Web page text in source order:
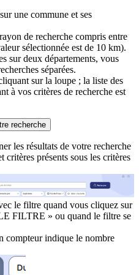
une commune et ses
de recherche compris entre
sélectionnée est de 10 km).
sur deux départements, vous
séparées.
sur la loupe ; la liste des
à vos critères de recherche est
recherche
les résultats de votre recherche
critères présents sous les critères
le filtre quand vous cliquez sur
FILTRE » ou quand le filtre se
compteur indique le nombre